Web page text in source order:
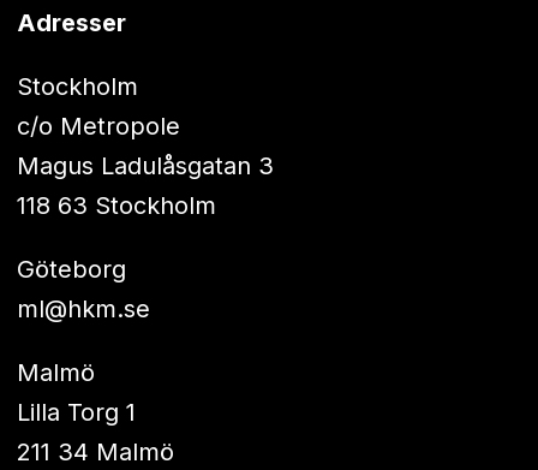
Adresser
Stockholm
c/o Metropole
Magus Ladulåsgatan 3
118 63 Stockholm
Göteborg
ml@hkm.se
Malmö
Lilla Torg 1
211 34 Malmö